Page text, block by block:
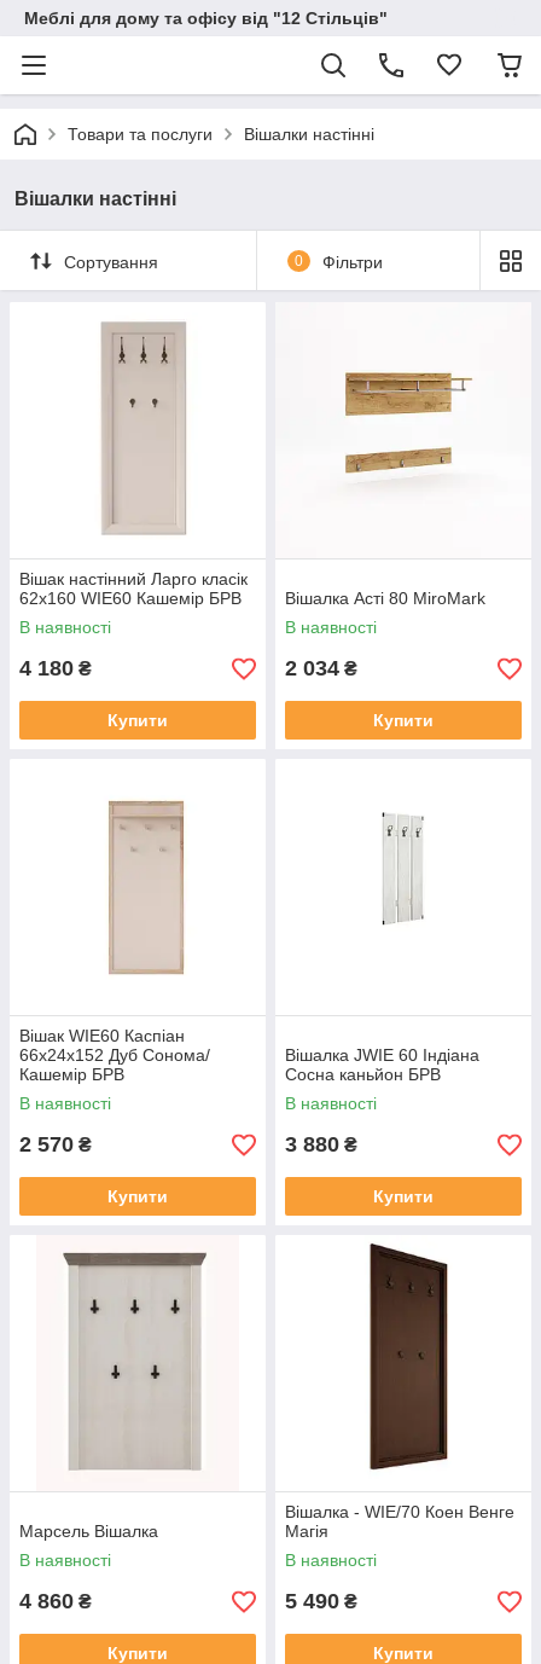
Меблі для дому та офісу від "12 Стільців"
Товари та послуги Вішалки настінні
Вішалки настінні
Сортування 0 Фільтри
Вішак настінний Ларго класік
62х160 WIE60 Кашемір БРВ
В наявності
4 180 ₴
Купити
Вішалка Асті 80 MiroMark
В наявності
2 034 ₴
Купити
Вішак WIE60 Каспіан
66х24х152 Дуб Сонома/
Кашемір БРВ
В наявності
2 570 ₴
Купити
Вішалка JWIE 60 Індіана
Сосна каньйон БРВ
В наявності
3 880 ₴
Купити
Марсель Вішалка
В наявності
4 860 ₴
Купити
Вішалка - WIE/70 Коен Венге
Магія
В наявності
5 490 ₴
Купити